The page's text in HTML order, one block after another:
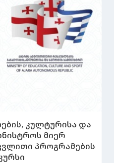
კულტურისა და
მიერ
პროგრამების